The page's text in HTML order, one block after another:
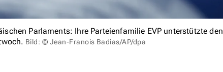
Parlaments: Ihre Parteienfamilie EVP unterstützte den
Bild: © Jean-Franois Badias/AP/dpa